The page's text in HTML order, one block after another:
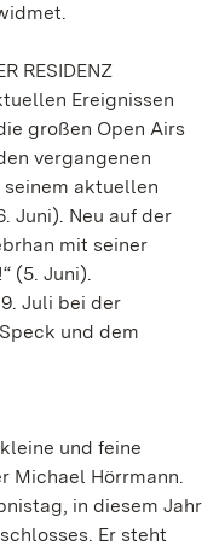
RESIDENZ
Ereignissen
großen Open Airs
vergangenen
aktuellen
Juni). Neu auf der
mit seiner
(5. Juni).
Juli bei der
und dem
und feine
Michael Hörrmann.
in diesem Jahr
Er steht